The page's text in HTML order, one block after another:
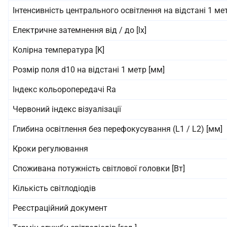
Інтенсивність центрального освітлення на відстані 1
Електричне затемнення від / до [lx]
Колірна температура [K]
Розмір поля d10 на відстані 1 метр [мм]
Індекс кольоропередачі Ra
Червоний індекс візуалізації
Глибина освітлення без перефокусування (L1 / L2) [мм]
Кроки регулювання
Споживана потужність світлової головки [Вт]
Кількість світлодіодів
Реєстраційний документ